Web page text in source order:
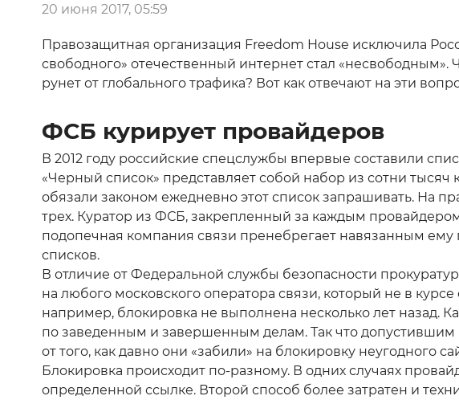
20 июня 2017, 05:59
Правозащитная организация Freedom House исключила
свободного» отечественный интернет стал
рунет от глобального трафика? Вот как отвечают на эти
ФСБ курирует провайдеров
В 2012 году российские спецслужбы впервые составили
«Черный список» представляет собой набор из сотни
обязали законом ежедневно этот список запрашивать. На
трех. Куратор из ФСБ, закрепленный за каждым
подопечная компания связи пренебрегает навязанным
списков.
В отличие от Федеральной службы безопасности
на любого московского оператора связи, который не в
например, блокировка не выполнена несколько лет назад.
по заведенным и завершенным делам. Так что
от того, как давно они «забили» на блокировку неугодного
Блокировка происходит по-разному. В одних случаях
определенной ссылке. Второй способ более затратен и